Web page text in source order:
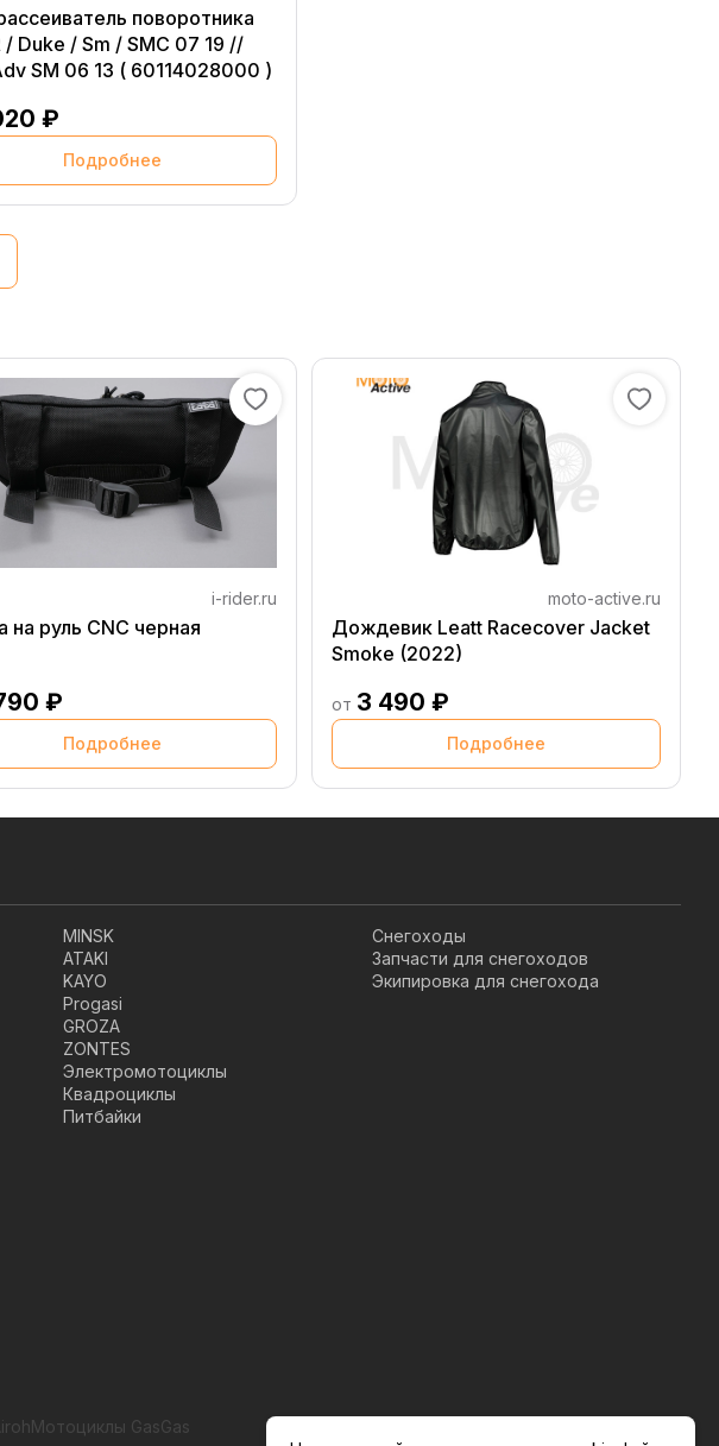
поворотника
/ Duke / Sm / SMC 07 19 //
SM 06 13 ( 60114028000 )
₽
Подробнее
i-rider.ru
на руль CNC черная
₽
Подробнее
moto-active.ru
Дождевик Leatt Racecover Jacket
Smoke (2022)
от 3 490 ₽
Подробнее
MINSK
ATAKI
KAYO
Progasi
GROZA
ZONTES
Электромотоциклы
Квадроциклы
Питбайки
Снегоходы
Запчасти для снегоходов
Экипировка для снегохода
Мотоциклы GasGas